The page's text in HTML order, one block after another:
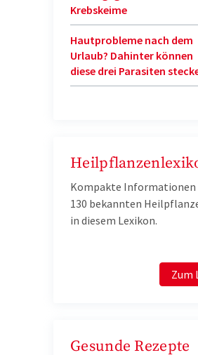
Krebskeime
Hautprobleme nach dem
Urlaub? Dahinter können
diese drei Parasiten
Kompakte Informationen
130 bekannten
in diesem Lexikon.
Zum
Gesunde Rezepte